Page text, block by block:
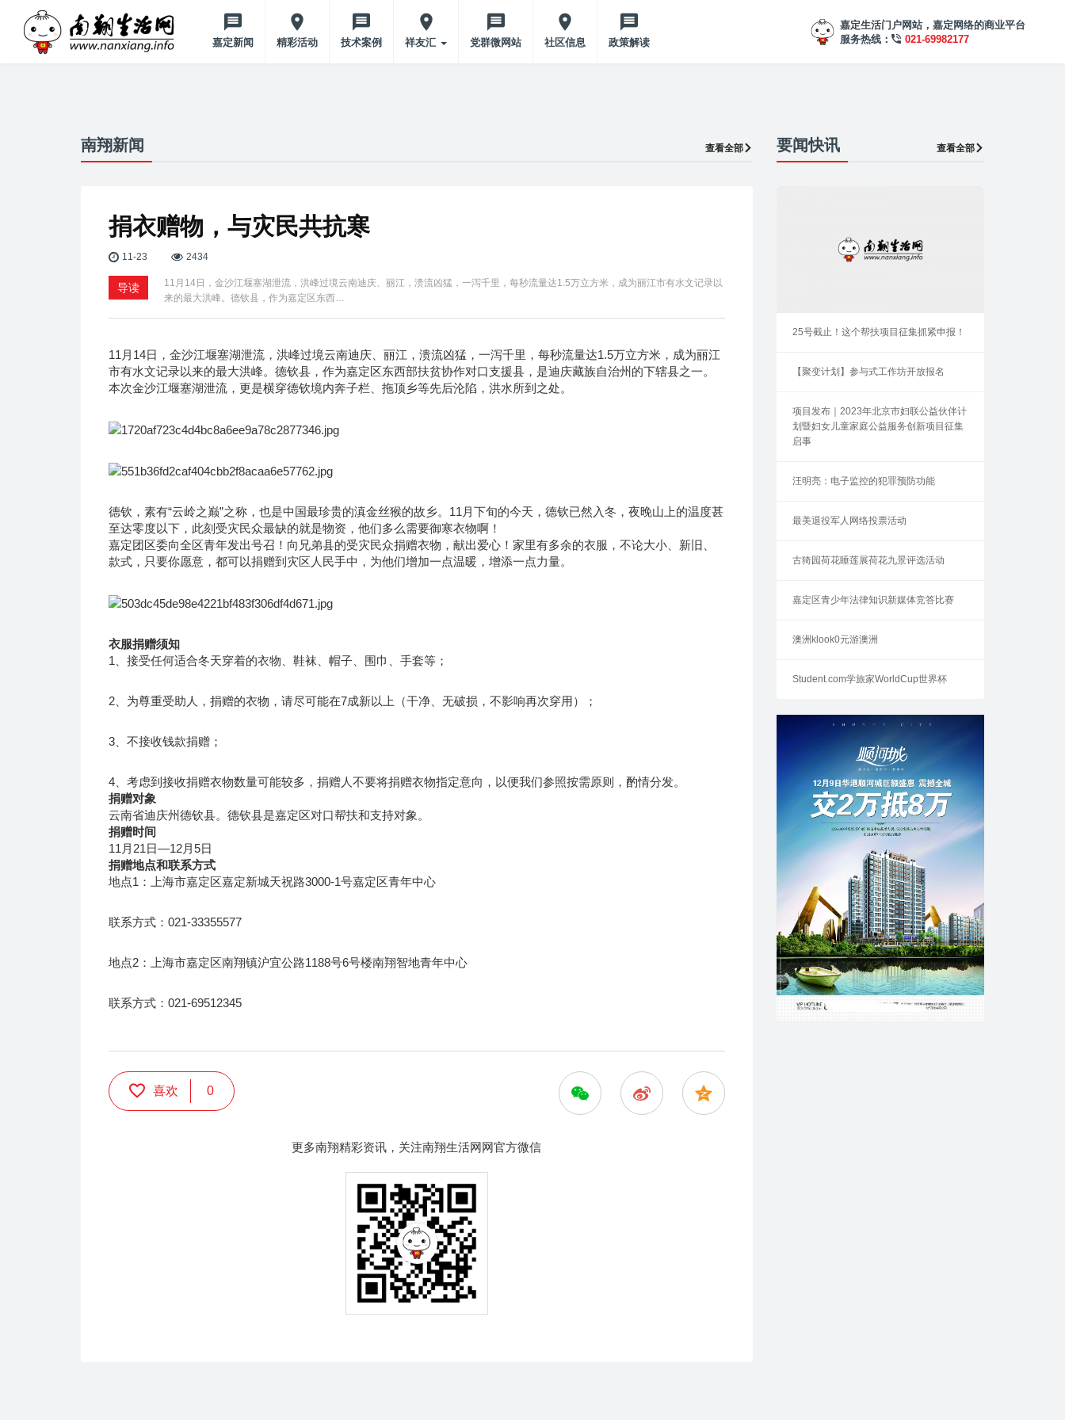
嘉定新闻 精彩活动 技术案例 祥友汇 党群微网站 社区信息 政策解读
嘉定生活门户网站，嘉定网络的商业平台
服务热线：
021-69982177
南翔新闻 查看全部
捐衣赠物，与灾民共抗寒
11-23 2434
导读
11月14日，金沙江堰塞湖泄流，洪峰过境云南迪庆、丽江，溃流凶猛，一泻千里，每秒流量达1.5万立方米，成为丽江市有水文记录以
来的最大洪峰。德钦县，作为嘉定区东西…
11月14日，金沙江堰塞湖泄流，洪峰过境云南迪庆、丽江，溃流凶猛，一泻千里，每秒流量达1.5万立方米，成为丽江
市有水文记录以来的最大洪峰。德钦县，作为嘉定区东西部扶贫协作对口支援县，是迪庆藏族自治州的下辖县之一。
本次金沙江堰塞湖泄流，更是横穿德钦境内奔子栏、拖顶乡等先后沦陷，洪水所到之处。
德钦，素有“云岭之巅”之称，也是中国最珍贵的滇金丝猴的故乡。11月下旬的今天，德钦已然入冬，夜晚山上的温度甚
至达零度以下，此刻受灾民众最缺的就是物资，他们多么需要御寒衣物啊！
嘉定团区委向全区青年发出号召！向兄弟县的受灾民众捐赠衣物，献出爱心！家里有多余的衣服，不论大小、新旧、
款式，只要你愿意，都可以捐赠到灾区人民手中，为他们增加一点温暖，增添一点力量。
衣服捐赠须知
1、接受任何适合冬天穿着的衣物、鞋袜、帽子、围巾、手套等；
2、为尊重受助人，捐赠的衣物，请尽可能在7成新以上（干净、无破损，不影响再次穿用）；
3、不接收钱款捐赠；
4、考虑到接收捐赠衣物数量可能较多，捐赠人不要将捐赠衣物指定意向，以便我们参照按需原则，酌情分发。
捐赠对象
云南省迪庆州德钦县。德钦县是嘉定区对口帮扶和支持对象。
捐赠时间
11月21日—12月5日
捐赠地点和联系方式
地点1：上海市嘉定区嘉定新城天祝路3000-1号嘉定区青年中心
联系方式：021-33355577
地点2：上海市嘉定区南翔镇沪宜公路1188号6号楼南翔智地青年中心
联系方式：021-69512345
喜欢 0
更多南翔精彩资讯，关注南翔生活网网官方微信
要闻快讯 查看全部
25号截止！这个帮扶项目征集抓紧申报！
【聚变计划】参与式工作坊开放报名
项目发布｜2023年北京市妇联公益伙伴计
划暨妇女儿童家庭公益服务创新项目征集
启事
汪明亮：电子监控的犯罪预防功能
最美退役军人网络投票活动
古猗园荷花睡莲展荷花九景评选活动
嘉定区青少年法律知识新媒体竞答比赛
澳洲klook0元游澳洲
Student.com学旅家WorldCup世界杯